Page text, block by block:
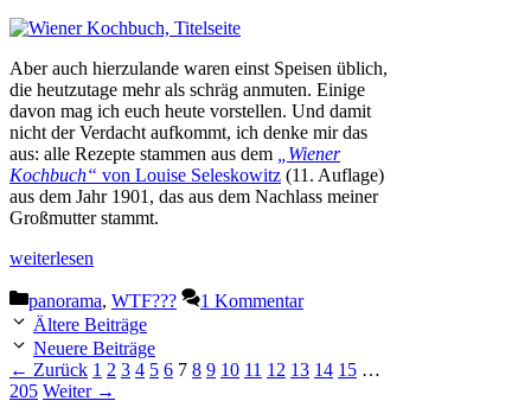
Aber auch hierzulande waren einst Speisen üblich,
die heutzutage mehr als schräg anmuten. Einige
davon mag ich euch heute vorstellen. Und damit
nicht der Verdacht aufkommt, ich denke mir das
aus: alle Rezepte stammen aus dem „Wiener
Kochbuch“ von Louise Seleskowitz (11. Auflage)
aus dem Jahr 1901, das aus dem Nachlass meiner
Großmutter stammt.
weiterlesen
Kategorien
panorama, WTF???
1 Kommentar
Ältere Beiträge
Neuere Beiträge
← Zurück Seite
1 Seite
2 Seite
3 Seite
4 Seite
5 Seite
6 Seite
7 Seite
8 Seite
9 Seite
10 Seite
11 Seite
12 Seite
13 Seite
14 Seite
15 …
205 Weiter →